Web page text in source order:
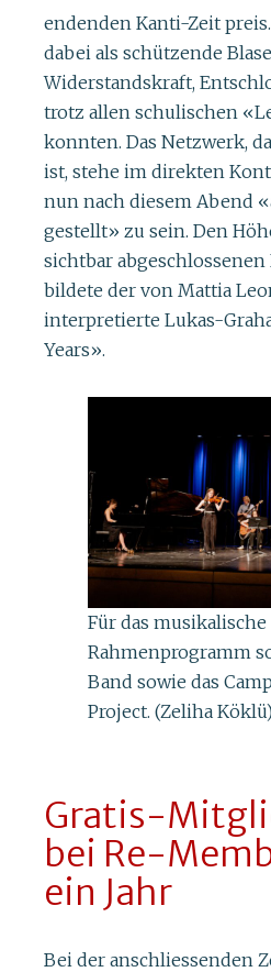
endenden Kanti-Zeit
dabei als schützende
Widerstandskraft,
trotz allen schulischen
konnten. Das Netzwerk,
ist, stehe im direkten
nun nach diesem Abend
gestellt» zu sein. Den
sichtbar
bildete der von Mattia
interpretierte Lukas-
Years».
Für das musikalische
Rahmenprogramm
Band sowie das
Project. (Zeliha
Gratis-
bei Re-
ein Jahr
Bei der anschliessenden